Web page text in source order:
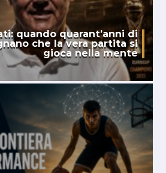
quando quarant’anni di
che la vera partita si
gioca nella mente